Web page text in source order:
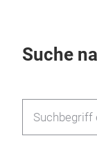
Suche